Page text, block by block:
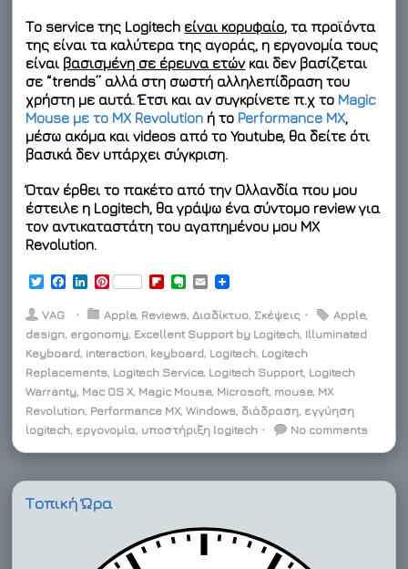
Το service της Logitech είναι κορυφαίο, τα προϊόντα
της είναι τα καλύτερα της αγοράς, η εργονομία τους
είναι βασισμένη σε έρευνα ετώνκαι δεν βασίζεται
σε “trends” αλλά στη σωστή αλληλεπίδραση του
χρήστη με αυτά. Έτσι και αν συγκρίνετε π.χ το Magic
Mouse με το MX Revolution ή το Performance MX,
μέσω ακόμα και videos από το Youtube, θα δείτε ότι
βασικά δεν υπάρχει σύγκριση.
Όταν έρθει το πακέτο από την Ολλανδία που μου
έστειλε η Logitech, θα γράψω ένα σύντομο review για
τον αντικαταστάτη του αγαπημένου μου MX
Revolution.
T
i
t
e
r
F
b
o
o
L
n
e
d
I
P
n
t
e
r
e
t
F
i
b
o
a
d
e
r
n
o
t
E
a
l
VAG ⋅ Apple, Reviews,Διαδίκτυο,Σκέψεις ⋅ Apple,
design, ergonomy, Excellent Support by Logitech, Illuminated
Keyboard, interaction, keyboard, Logitech, Logitech
Replacements, Logitech Service, Logitech Support, Logitech
Warranty, Mac OS X, Magic Mouse, Microsoft, mouse, MX
Revolution, Performance MX,Windows, διάδραση, εγγύηση
logitech, εργονομία, υποστήριξη logitech ⋅ No comments
Τοπική Ώρα